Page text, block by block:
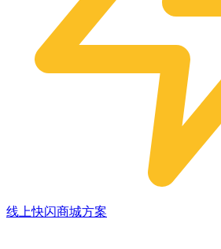
线上快闪商城方案